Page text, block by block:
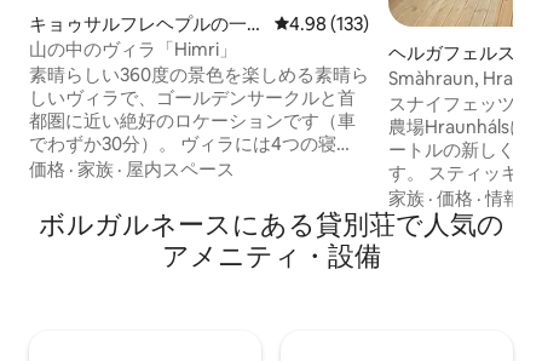
キョゥサルフレヘプルの一軒
家
レビュー133件、5つ星中4.98つ
4.98 (133)
山の中のヴィラ「Himri」
素晴らしい360度の景色を楽しめる素晴ら
しいヴィラで、ゴールデンサークルと首
都圏に近い絶好のロケーションです（車
でわずか30分）。 ヴィラには4つの寝
室、2.5のバスルームがあり、10名様がご
しており（300平方メートル）、設備の整
ったジムとゲームルーム、サウナ、ジャ
グジーなど、ご希望のものがすべて揃っ
価格 · 家族 · 屋内スペース
ヘルガフェルスス
の一軒家
Smàhraun,
スナイフェッツネ
農場Hraunhálsに
ートルの新しく居
す。 スティッキ
グルンダルフィヨ
にあります。 コ
需品、オーブン付
家族 ·価格 ·情報
ボルガルネースにある貸別荘で人気の
アメニティ・設備